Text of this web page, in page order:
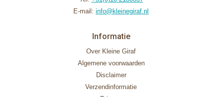
E-mail: info@kleinegiraf.nl
Informatie
Over Kleine Giraf
Algemene voorwaarden
Disclaimer
Verzendinformatie